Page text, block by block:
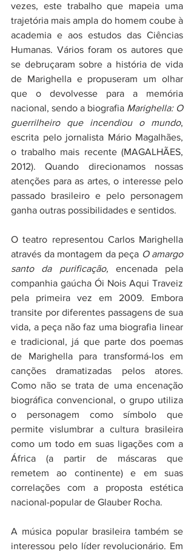
vezes, este trabalho que mapeia uma
trajetória mais ampla do homem coube à
academia e aos estudos das Ciências
Humanas. Vários foram os autores que
se debruçaram sobre a história de vida
de Marighella e propuseram um olhar
que o devolvesse para a memória
nacional, sendo a biografia Marighella: O
guerrilheiro que incendiou o mundo,
escrita pelo jornalista Mário Magalhães,
o trabalho mais recente (MAGALHÃES,
2012). Quando direcionamos nossas
atenções para as artes, o interesse pelo
passado brasileiro e pelo personagem
ganha outras possibilidades e sentidos.
O teatro representou Carlos Marighella
através da montagem da peça O amargo
santo da purificação, encenada pela
companhia gaúcha Ói Nois Aqui Traveiz
pela primeira vez em 2009. Embora
transite por diferentes passagens de sua
vida, a peça não faz uma biografia linear
e tradicional, já que parte dos poemas
de Marighella para transformá-los em
canções dramatizadas pelos atores.
Como não se trata de uma encenação
biográfica convencional, o grupo utiliza
o personagem como símbolo que
permite vislumbrar a cultura brasileira
como um todo em suas ligações com a
África (a partir de máscaras que
remetem ao continente) e em suas
correlações com a proposta estética
nacional-popular de Glauber Rocha.
A música popular brasileira também se
interessou pelo líder revolucionário. Em